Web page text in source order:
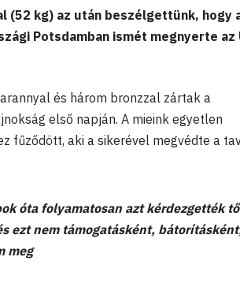
(52 kg) az után beszélgettünk, hogy
Potsdamban ismét megnyerte az
és három bronzzal zártak a
első napján. A mieink egyetlen
fűződött, aki a sikerével megvédte a
óta folyamatosan azt kérdezgették
ezt nem támogatásként,
meg